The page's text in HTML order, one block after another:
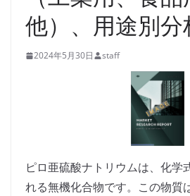
他）、用途別分
2024年5月30日 staff
ピロ亜硫酸ナトリウムは、化学
れる無機化合物です。この物質